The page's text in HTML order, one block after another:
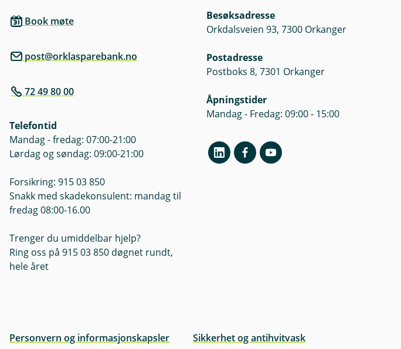
Book møte
post@orklasparebank.no
72 49 80 00
Telefontid
Mandag - fredag: 07:00-21:00
Lørdag og søndag: 09:00-21:00
Forsikring: 915 03 850
Snakk med skadekonsulent: mandag til
fredag 08:00-16.00
Trenger du umiddelbar hjelp?
Ring oss på 915 03 850 døgnet rundt,
hele året
Besøksadresse
Orkdalsveien 93, 7300 Orkanger
Postadresse
Postboks 8, 7301 Orkanger
Åpningstider
Mandag - Fredag: 09:00 - 15:00
Personvern og informasjonskapsler Sikkerhet og antihvitvask